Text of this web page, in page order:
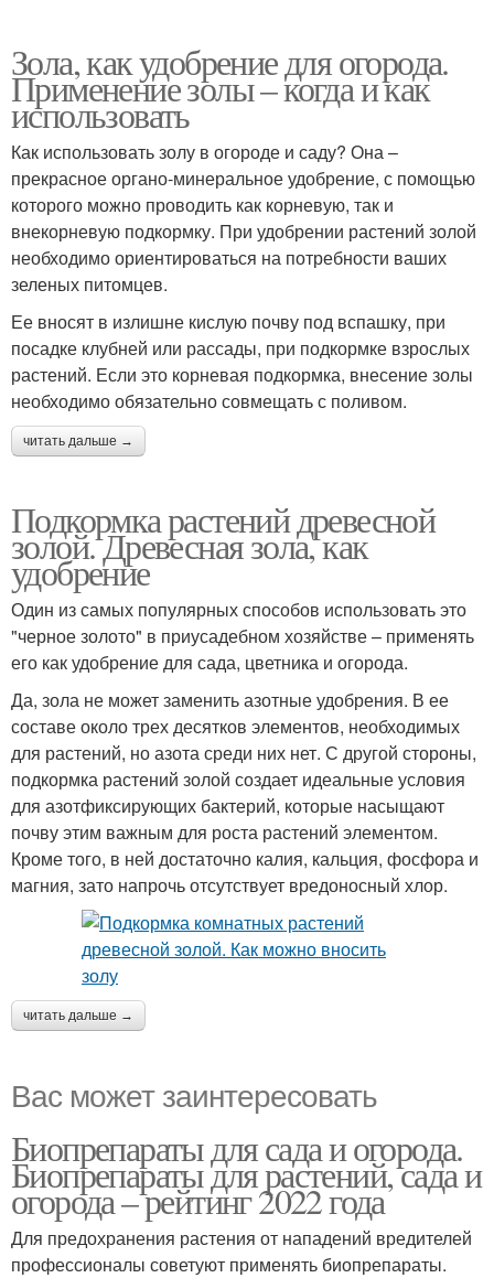
Зола, как удобрение для огорода.
Применение золы – когда и как
использовать
Как использовать золу в огороде и саду? Она –
прекрасное органо-минеральное удобрение, с помощью
которого можно проводить как корневую, так и
внекорневую подкормку. При удобрении растений золой
необходимо ориентироваться на потребности ваших
зеленых питомцев.
Ее вносят в излишне кислую почву под вспашку, при
посадке клубней или рассады, при подкормке взрослых
растений. Если это корневая подкормка, внесение золы
необходимо обязательно совмещать с поливом.
читать дальше →
Подкормка растений древесной
золой. Древесная зола, как
удобрение
Один из самых популярных способов использовать это
"черное золото" в приусадебном хозяйстве – применять
его как удобрение для сада, цветника и огорода.
Да, зола не может заменить азотные удобрения. В ее
составе около трех десятков элементов, необходимых
для растений, но азота среди них нет. С другой стороны,
подкормка растений золой создает идеальные условия
для азотфиксирующих бактерий, которые насыщают
почву этим важным для роста растений элементом.
Кроме того, в ней достаточно калия, кальция, фосфора и
магния, зато напрочь отсутствует вредоносный хлор.
читать дальше →
Вас может заинтересовать
Биопрепараты для сада и огорода.
Биопрепараты для растений, сада и
огорода – рейтинг 2022 года
Для предохранения растения от нападений вредителей
профессионалы советуют применять биопрепараты.